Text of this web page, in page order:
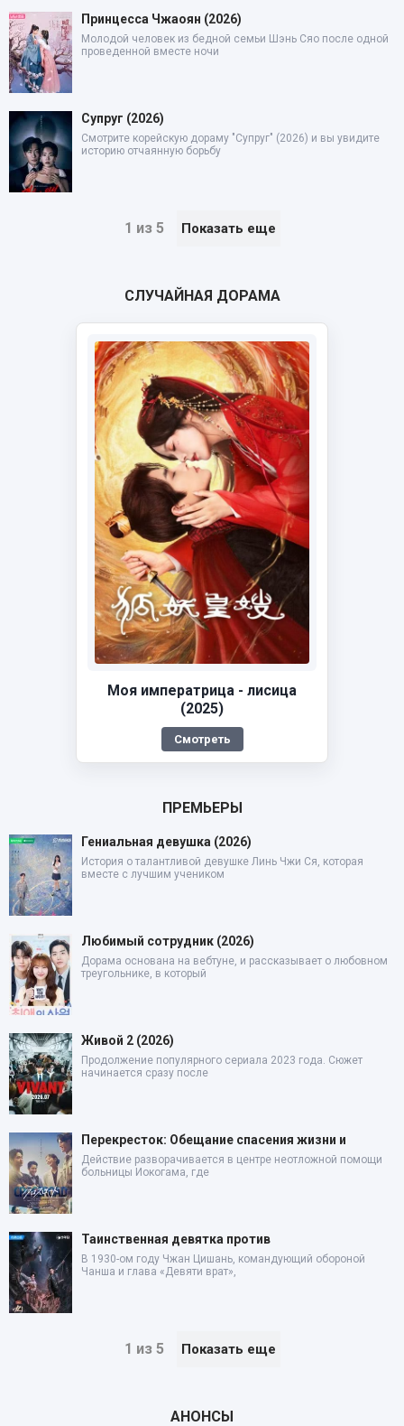
Принцесса Чжаоян (2026)
Молодой человек из бедной семьи Шэнь Сяо после одной
проведенной вместе ночи
Супруг (2026)
Смотрите корейскую дораму "Супруг" (2026) и вы увидите
историю отчаянную борьбу
1 из 5 Показать еще
СЛУЧАЙНАЯ ДОРАМА
Моя императрица - лисица
(2025)
Смотреть
ПРЕМЬЕРЫ
Гениальная девушка (2026)
История о талантливой девушке Линь Чжи Ся, которая
вместе с лучшим учеником
Любимый сотрудник (2026)
Дорама основана на вебтуне, и рассказывает о любовном
треугольнике, в который
Живой 2 (2026)
Продолжение популярного сериала 2023 года. Сюжет
начинается сразу после
Перекресток: Обещание спасения жизни и
Действие разворачивается в центре неотложной помощи
больницы Иокогама, где
Таинственная девятка против
В 1930-ом году Чжан Цишань, командующий обороной
Чанша и глава «Девяти врат»,
1 из 5 Показать еще
АНОНСЫ